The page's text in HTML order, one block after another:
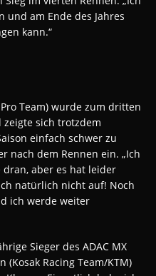
und am Ende des Jahres
kann.“
Team) wurde zum dritten
zeigte sich trotzdem
einfach schwer zu
nach dem Rennen ein. „Ich
aber es hat leider
natürlich nicht auf! Noch
ich werde weiter
Sieger des ADAC MX
(Kosak Racing Team/KTM)